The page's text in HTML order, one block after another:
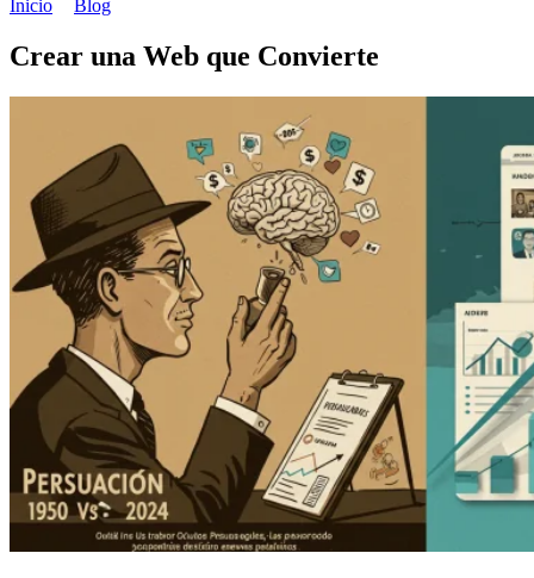
Inicio
Blog
Crear una Web que Convierte